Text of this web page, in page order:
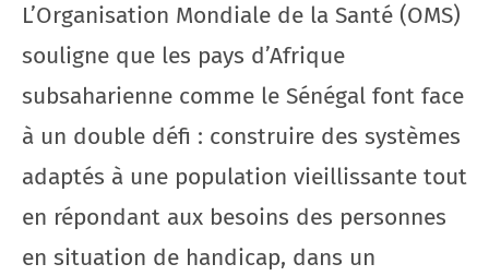
L’Organisation Mondiale de la Santé (OMS)
souligne que les pays d’Afrique
subsaharienne comme le Sénégal font face
à un double défi : construire des systèmes
adaptés à une population vieillissante tout
en répondant aux besoins des personnes
en situation de handicap, dans un